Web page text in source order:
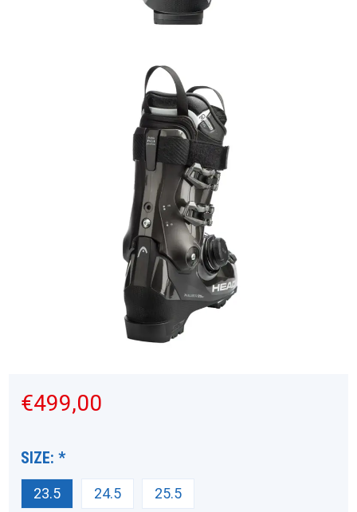
€499,00
SIZE:*
23.5 24.5 25.5